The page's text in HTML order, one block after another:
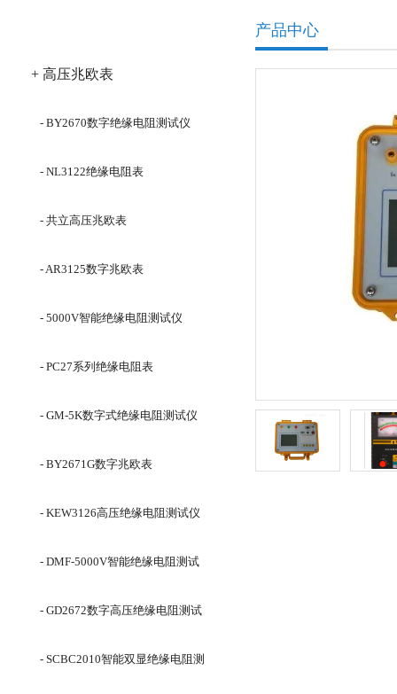
+ 高压兆欧表
- BY2670数字绝缘电阻测试仪
- NL3122绝缘电阻表
- 共立高压兆欧表
- AR3125数字兆欧表
- 5000V智能绝缘电阻测试仪
- PC27系列绝缘电阻表
- GM-5K数字式绝缘电阻测试仪
- BY2671G数字兆欧表
- KEW3126高压绝缘电阻测试仪
- DMF-5000V智能绝缘电阻测试
仪
- GD2672数字高压绝缘电阻测试
仪
- SCBC2010智能双显绝缘电阻测
产品中心